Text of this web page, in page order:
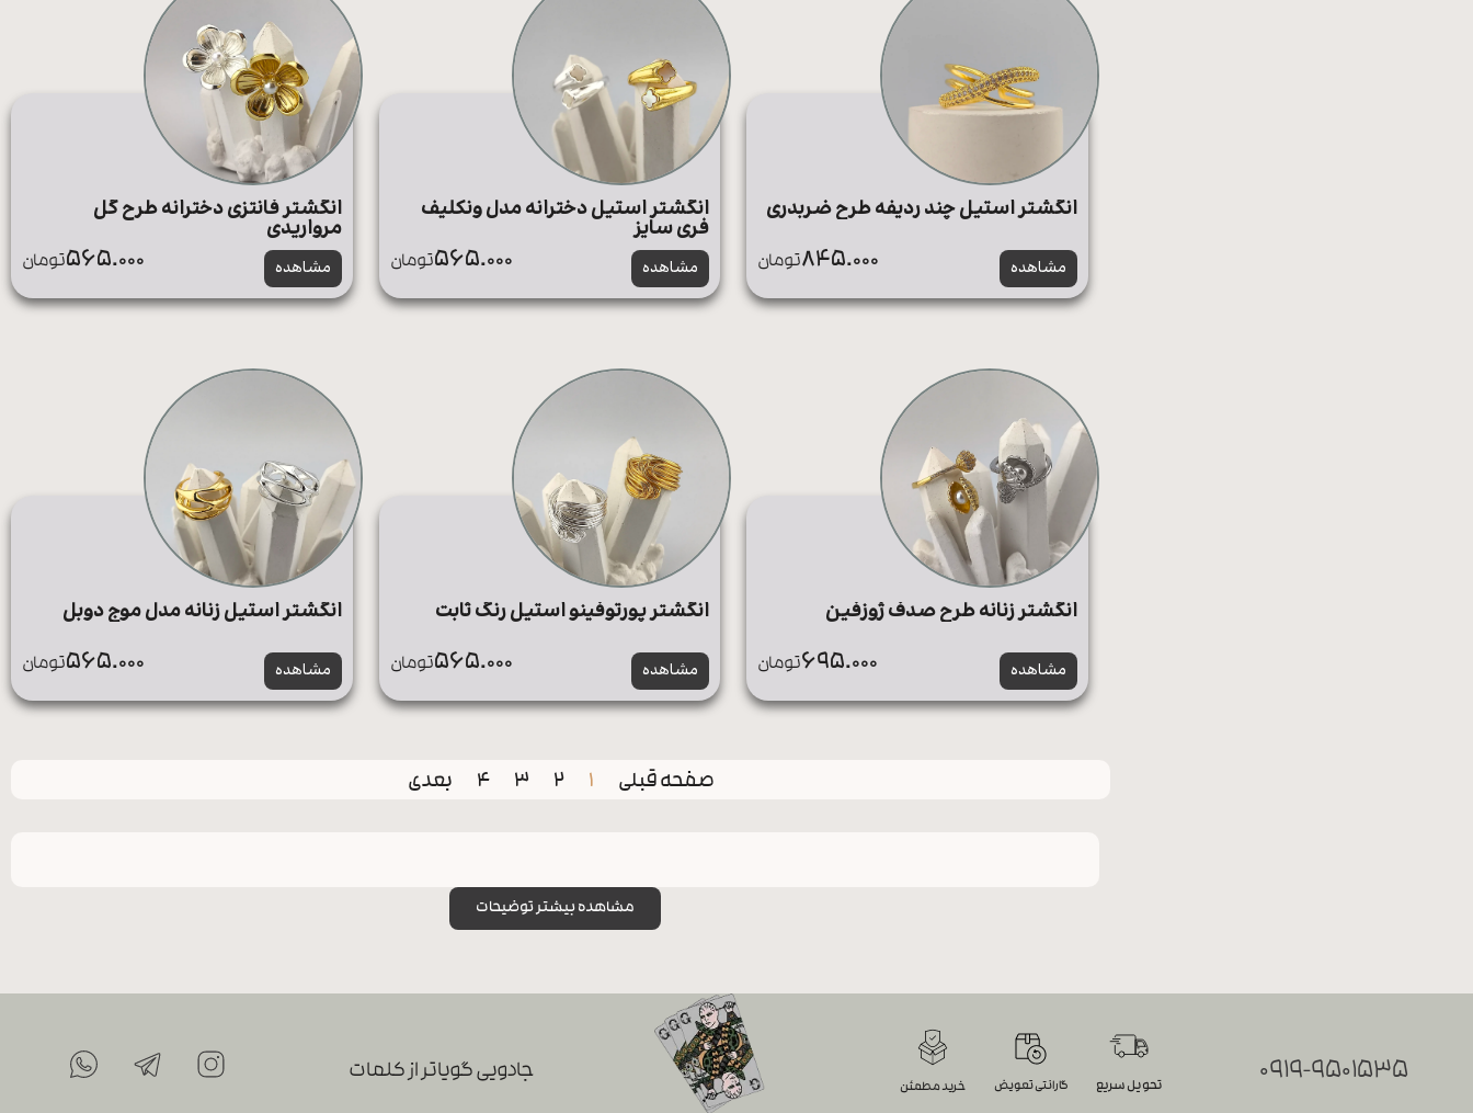
انگشتر استیل چند ردیفه طرح ضربدری
مشاهده 845.000تومان
انگشتر استیل دخترانه مدل ونکلیف
فری سایز
مشاهده 565.000تومان
انگشتر فانتزی دخترانه طرح گل
مرواریدی
مشاهده 565.000تومان
انگشتر زنانه طرح صدف ژوزفین
مشاهده 695.000تومان
انگشتر پورتوفینو استیل رنگ ثابت
مشاهده 565.000تومان
انگشتر استیل زنانه مدل موج دوبل
مشاهده 565.000تومان
صفحه قبلی 1
2
3
4 بعدی
مشاهده بیشتر توضیحات
0919-9501535 تحویل سریع گارانتی تعویض خرید مطمئن
جادویی گویاتر از کلمات